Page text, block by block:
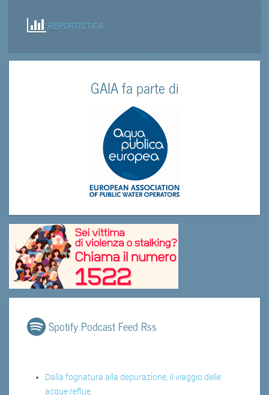
REPORTISTICA
GAIA fa parte di
Spotify Podcast Feed Rss
Dalla fognatura alla depurazione, il viaggio delle
acque reflue